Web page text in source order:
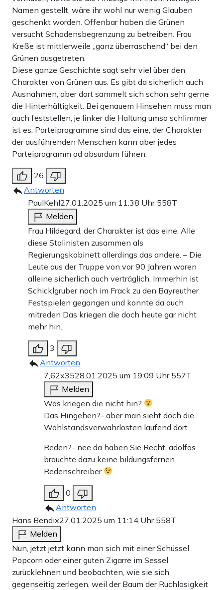
Namen gestellt, wäre ihr wohl nur wenig Glauben
geschenkt worden. Offenbar haben die Grünen
versucht Schadensbegrenzung zu betreiben. Frau
Kreße ist mittlerweile „ganz überraschend“ bei den
Grünen ausgetreten.
Diese ganze Geschichte sagt sehr viel über den
Charakter von Grünen aus. Es gibt da sicherlich auch
Ausnahmen, aber dort sammelt sich schon sehr gerne
die Hinterhältigkeit. Bei genauem Hinsehen muss man
auch feststellen, je linker die Haltung umso schlimmer
ist es. Parteiprogramme sind das eine, der Charakter
der ausführenden Menschen kann aber jedes
Parteiprogramm ad absurdum führen.
26
Antworten
PaulKehl27.01.2025 um 11:38 Uhr 558T
Melden
Frau Hildegard, der Charakter ist das eine. Alle
diese Stalinisten zusammen als
Regierungskabinett allerdings das andere. – Die
Leute aus der Truppe von vor 90 Jahren waren
alleine sicherlich auch verträglich. Immerhin ist
Schicklgruber noch im Frack zu den Bayreuther
Festspielen gegangen und konnte da auch
mitreden Das kriegen die doch heute gar nicht
mehr hin.
3
Antworten
7,62x3528.01.2025 um 19:09 Uhr 557T
Melden
Was kriegen die nicht hin?
Das Hingehen?- aber man sieht doch die
Wohlstandsverwahrlosten laufend dort .
Reden?- nee da haben Sie Recht, adolfos
brauchte dazu keine bildungsfernen
Redenschreiber
0
Antworten
Hans Bendix27.01.2025 um 11:14 Uhr 558T
Melden
Nun, jetzt jetzt kann man sich mit einer Schüssel
Popcorn oder einer guten Zigarre im Sessel
zurücklehnen und beobachten, wie sie sich
gegenseitig zerlegen, weil der Baum der Ruchlosigkeit